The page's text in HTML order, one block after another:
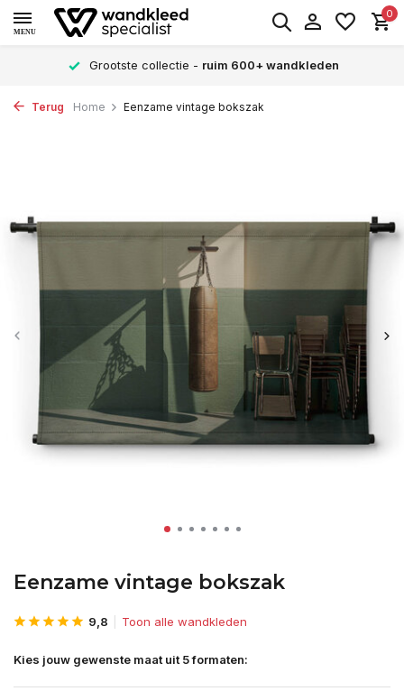
MENU
0
Grootste collectie - ruim 600+ wandkleden
Terug Home Eenzame vintage bokszak
Eenzame vintage bokszak
9,8 Toon alle wandkleden
Kies jouw gewenste maat uit 5 formaten: